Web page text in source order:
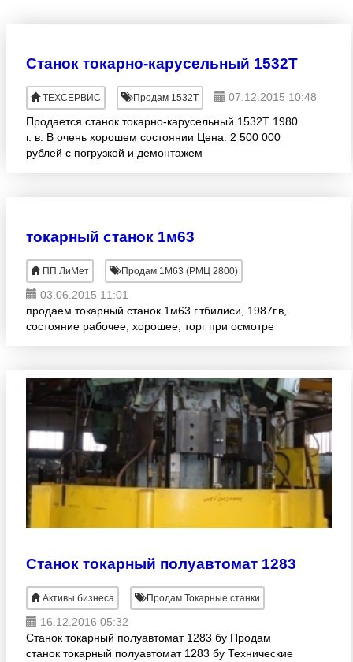
Станок токарно-карусельный 1532Т
ТЕХСЕРВИС Продам 1532Т
07.12.2015 10:48
Продается станок токарно-карусельный 1532Т 1980
г. в. В очень хорошем состоянии Цена: 2 500 000
рублей с погрузкой и демонтажем
токарный станок 1м63
ПП ЛиМет Продам 1М63 (РМЦ 2800)
03.06.2015 11:01
продаем токарный станок 1м63 г.тбилиси, 1987г.в,
состояние рабочее, хорошее, торг при осмотре
Станок токарный полуавтомат 1283
Активы бизнеса Продам Токарные станки
16.12.2016 05:32
Станок токарный полуавтомат 1283 бу Продам
станок токарный полуавтомат 1283 бу Технические